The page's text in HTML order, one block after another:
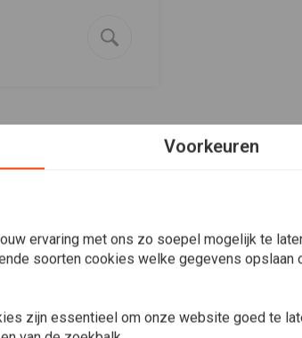
en een volledig
Trikes, Choppers,
Voorkeuren
ervaring met ons zo soepel mogelijk te
soorten cookies welke gegevens opslaan
zijn essentieel om onze website goed te